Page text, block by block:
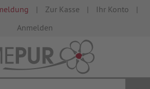
Zur Kasse
Ihr Konto
Anmelden